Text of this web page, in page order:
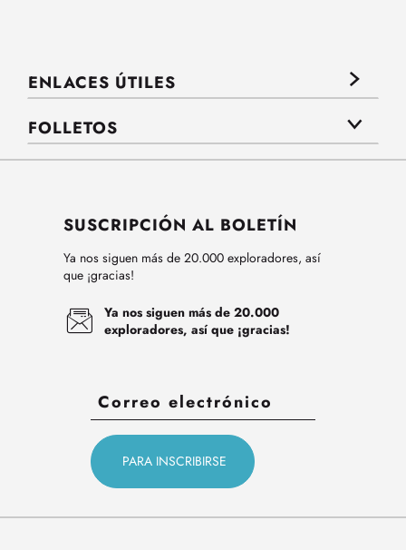
ENLACES ÚTILES
FOLLETOS
SUSCRIPCIÓN AL BOLETÍN
Ya nos siguen más de 20.000 exploradores, así
que ¡gracias!
Ya nos siguen más de 20.000
exploradores, así que ¡gracias!